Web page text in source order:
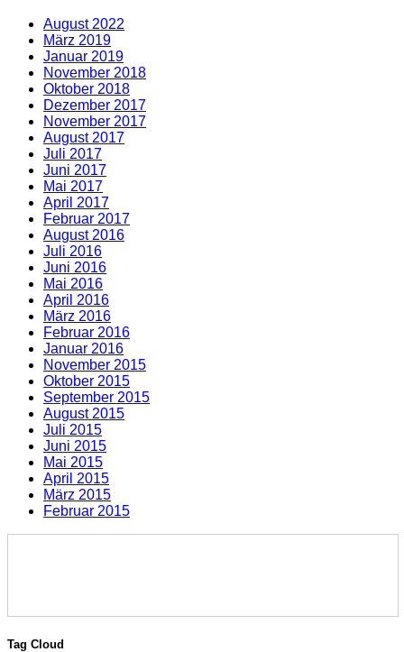
August 2022
März 2019
Januar 2019
November 2018
Oktober 2018
Dezember 2017
November 2017
August 2017
Juli 2017
Juni 2017
Mai 2017
April 2017
Februar 2017
August 2016
Juli 2016
Juni 2016
Mai 2016
April 2016
März 2016
Februar 2016
Januar 2016
November 2015
Oktober 2015
September 2015
August 2015
Juli 2015
Juni 2015
Mai 2015
April 2015
März 2015
Februar 2015
Tag Cloud